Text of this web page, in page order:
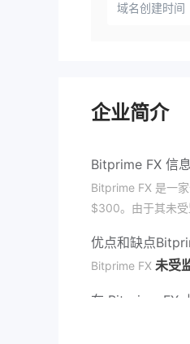
域名创建时间
企业简介
Bitprime FX 信息
Bitprime FX 是一
$300。由于其未受
优点和缺点
Bitprime FX 未受
在 Bitprime FX